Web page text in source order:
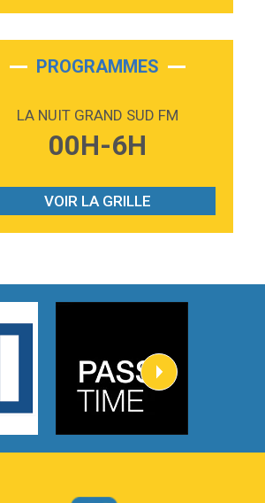
Soul
2:28
Bridgers
Abrams
On Your Mind
On Fire
that i made you love me
Grande –
PROGRAMMES
LA NUIT GRAND SUD FM
00H-6H
VOIR LA GRILLE